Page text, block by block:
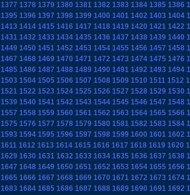
1377 1378 1379 1380 1381 1382 1383 1384 1385 1386
1395 1396 1397 1398 1399 1400 1401 1402 1403 1404
1413 1414 1415 1416 1417 1418 1419 1420 1421 1422
1431 1432 1433 1434 1435 1436 1437 1438 1439 1440
1449 1450 1451 1452 1453 1454 1455 1456 1457 1458
1467 1468 1469 1470 1471 1472 1473 1474 1475 1476
1485 1486 1487 1488 1489 1490 1491 1492 1493 1494
1503 1504 1505 1506 1507 1508 1509 1510 1511 1512
1521 1522 1523 1524 1525 1526 1527 1528 1529 1530
1539 1540 1541 1542 1543 1544 1545 1546 1547 1548
1557 1558 1559 1560 1561 1562 1563 1564 1565 1566
1575 1576 1577 1578 1579 1580 1581 1582 1583 1584
1593 1594 1595 1596 1597 1598 1599 1600 1601 1602
1611 1612 1613 1614 1615 1616 1617 1618 1619 1620
1629 1630 1631 1632 1633 1634 1635 1636 1637 1638
1647 1648 1649 1650 1651 1652 1653 1654 1655 1656
1665 1666 1667 1668 1669 1670 1671 1672 1673 1674
1683 1684 1685 1686 1687 1688 1689 1690 1691 1692